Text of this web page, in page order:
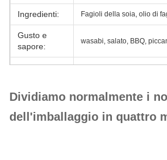
Ingredienti: Fagioli della soia, olio di
Gusto e
sapore:
wasabi, salato, BBQ,
6kgX2bag/CTN, borsa
Termine di
prezzi:
Dividiamo normalmente i
dell'imballaggio in quattro